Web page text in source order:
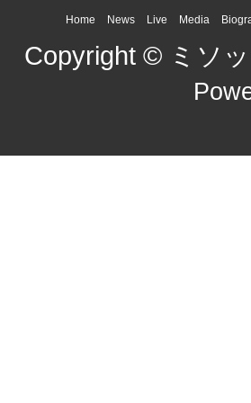
Home News Live Media
Copyright © ミソ